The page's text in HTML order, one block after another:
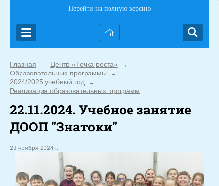
Перейти на полную версию
Главная → Центр «Точка роста» →
Образовательные программы →
2024/2025 учебный год →
Реализация образовательных программ
22.11.2024. Учебное занятие
ДООП "Знатоки"
23 ноября 2024 г.